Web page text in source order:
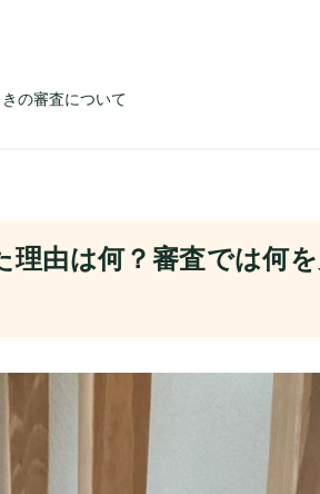
の審査について
理由は何？審査では何